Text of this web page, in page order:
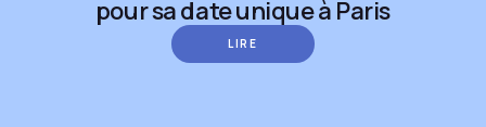
pour sa date unique à Paris
LIRE